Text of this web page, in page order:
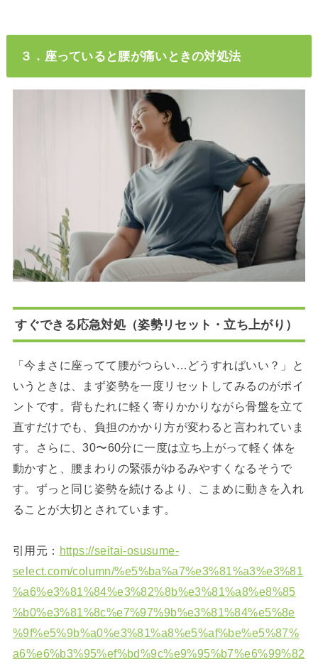
３．座っていると腰が痛いときの対処法
すぐできる応急対処（姿勢リセット・立ち上がり）
「今まさに座ってて腰がつらい…どうすればいい？」と
いうときは、まず姿勢を一度リセットしてみるのがポイ
ントです。背もたれに軽く寄りかかりながら骨盤を立て
直すだけでも、負担のかかり方が変わると言われていま
す。さらに、30〜60分に一度は立ち上がって軽く体を
動かすと、腰まわりの緊張がゆるみやすくなるそうで
す。ずっと同じ姿勢を続けるより、こまめに動きを入れ
ることが大切とされています。
引用元： https://seitai-osusume-
select.com/column/%e5%ba%a7%e3%81%a3%e3%81
%a6%e3%81%84%e3%82%8b%e3%81%a8%e8%85
%b0%e3%81%8c%e7%97%9b%e3%81%84%e5%8e
%9f%e5%9b%a0%e3%81%a8%e5%af%be%e5%87%
a6%e6%b3%95%ef%bd%9c%e9%95%b7%e6%99%82